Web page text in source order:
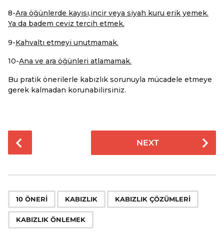
8-Ara öğünlerde kayısı,incir veya siyah kuru erik yemek.
Ya da badem ceviz tercih etmek.
9-Kahvaltı etmeyi unutmamak.
10-Ana ve ara öğünleri atlamamak.
Bu pratik önerilerle kabızlık sorunuyla mücadele etmeye
gerek kalmadan korunabilirsiniz.
o
t
P
g
i
NEXT
10 ÖNERI KABIZLIK KABIZLIK ÇÖZÜMLERI
KABIZLIK ÖNLEMEK